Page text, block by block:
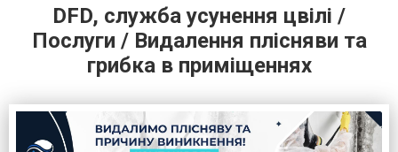
DFD, служба усунення цвілі /
Послуги / Видалення плісняви та
грибка в приміщеннях